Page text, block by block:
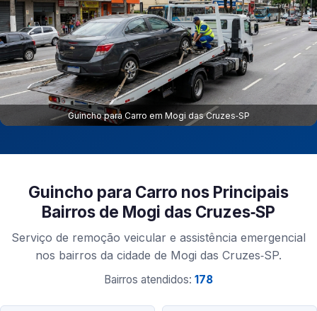
Guincho para Carro em Mogi das Cruzes‑SP
Guincho para Carro nos Principais
Bairros de Mogi das Cruzes‑SP
Serviço de remoção veicular e assistência emergencial
nos bairros da cidade de Mogi das Cruzes‑SP.
Bairros atendidos: 178